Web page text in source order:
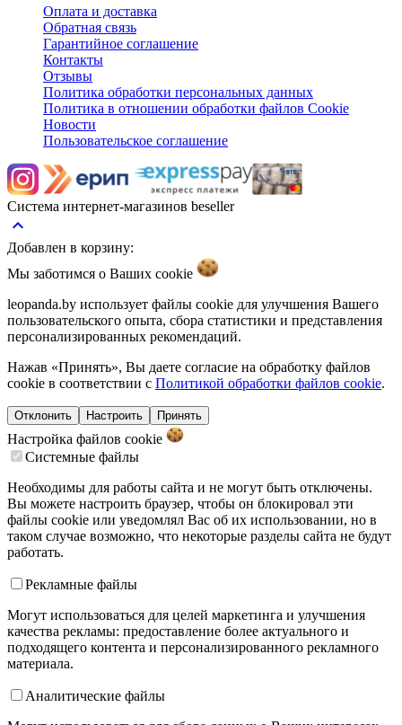
Оплата и доставка
Обратная связь
Гарантийное соглашение
Контакты
Отзывы
Политика обработки персональных данных
Политика в отношении обработки файлов Cookie
Новости
Пользовательское соглашение
Система интернет-магазинов beseller
keyboard_arrow_up
Добавлен в корзину:
Мы заботимся о Ваших cookie
leopanda.by использует файлы cookie для улучшения Вашего
пользовательского опыта, сбора статистики и представления
персонализированных рекомендаций.
Нажав «Принять», Вы даете согласие на обработку файлов
cookie в соответствии с Политикой обработки файлов cookie.
Отклонить Настроить Принять
Настройка файлов cookie
Системные файлы
Необходимы для работы сайта и не могут быть отключены.
Вы можете настроить браузер, чтобы он блокировал эти
файлы cookie или уведомлял Вас об их использовании, но в
таком случае возможно, что некоторые разделы сайта не будут
работать.
Рекламные файлы
Могут использоваться для целей маркетинга и улучшения
качества рекламы: предоставление более актуального и
подходящего контента и персонализированного рекламного
материала.
Аналитические файлы